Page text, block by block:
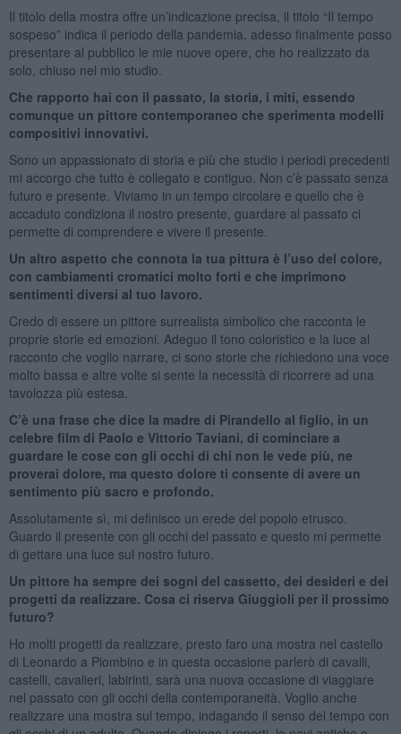
Il titolo della mostra offre un’indicazione precisa, il titolo “Il tempo
sospeso” indica il periodo della pandemia, adesso finalmente posso
presentare al pubblico le mie nuove opere, che ho realizzato da
solo, chiuso nel mio studio.
Che rapporto hai con il passato, la storia, i miti, essendo
comunque un pittore contemporaneo che sperimenta modelli
compositivi innovativi.
Sono un appassionato di storia e più che studio i periodi precedenti
mi accorgo che tutto è collegato e contiguo. Non c’è passato senza
futuro e presente. Viviamo in un tempo circolare e quello che è
accaduto condiziona il nostro presente, guardare al passato ci
permette di comprendere e vivere il presente.
Un altro aspetto che connota la tua pittura è l’uso del colore,
con cambiamenti cromatici molto forti e che imprimono
sentimenti diversi al tuo lavoro.
Credo di essere un pittore surrealista simbolico che racconta le
proprie storie ed emozioni. Adeguo il tono coloristico e la luce al
racconto che voglio narrare, ci sono storie che richiedono una voce
molto bassa e altre volte si sente la necessità di ricorrere ad una
tavolozza più estesa.
C’è una frase che dice la madre di Pirandello al figlio, in un
celebre film di Paolo e Vittorio Taviani, di cominciare a
guardare le cose con gli occhi di chi non le vede più, ne
proverai dolore, ma questo dolore ti consente di avere un
sentimento più sacro e profondo.
Assolutamente sì, mi definisco un erede del popolo etrusco.
Guardo il presente con gli occhi del passato e questo mi permette
di gettare una luce sul nostro futuro.
Un pittore ha sempre dei sogni del cassetto, dei desideri e dei
progetti da realizzare. Cosa ci riserva Giuggioli per il prossimo
futuro?
Ho molti progetti da realizzare, presto faro una mostra nel castello
di Leonardo a Piombino e in questa occasione parlerò di cavalli,
castelli, cavalieri, labirinti, sarà una nuova occasione di viaggiare
nel passato con gli occhi della contemporaneità. Voglio anche
realizzare una mostra sul tempo, indagando il senso del tempo con